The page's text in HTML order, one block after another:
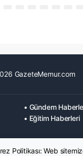
GazeteMemur.com
• Gündem
• Eğitim Haberleri
Politikası: Web